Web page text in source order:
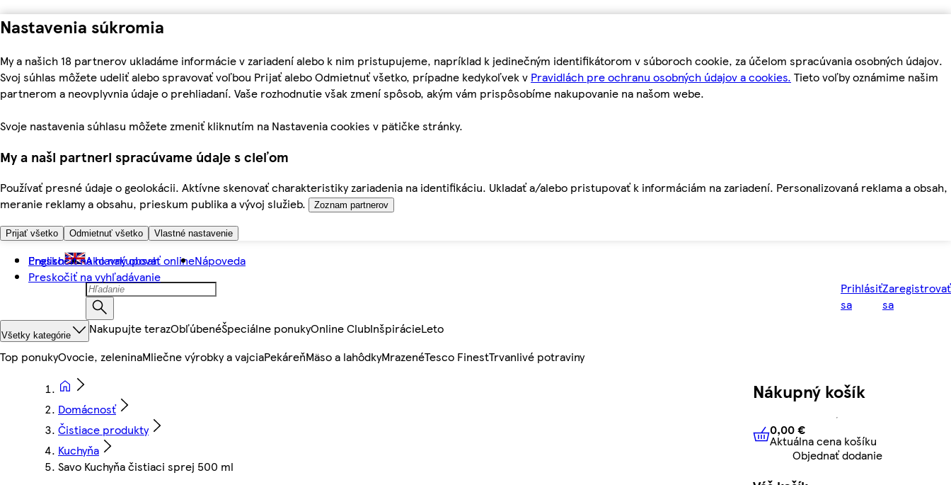
Nastavenia súkromia
My a našich 18 partnerov ukladáme informácie v zariadení alebo k nim pristupujeme, napríklad k jedinečným identifikátorom v súboroch cookie, za účelom spracúvania osobných údajov.
Svoj súhlas môžete udeliť alebo spravovať voľbou Prijať alebo Odmietnuť všetko, prípadne kedykoľvek v Pravidlách pre ochranu osobných údajov a cookies. Tieto voľby oznámime našim
partnerom a neovplyvnia údaje o prehliadaní. Vaše rozhodnutie však zmení spôsob, akým vám prispôsobíme nakupovanie na našom webe.
Svoje nastavenia súhlasu môžete zmeniť kliknutím na Nastavenia cookies v pätičke stránky.
My a naši partneri spracúvame údaje s cieľom
Používať presné údaje o geolokácii. Aktívne skenovať charakteristiky zariadenia na identifikáciu. Ukladať a/alebo pristupovať k informáciám na zariadení. Personalizovaná reklama a obsah,
meranie reklamy a obsahu, prieskum publika a vývoj služieb.
Zoznam partnerov
Prijať všetko Odmietnuť všetko Vlastné nastavenie
Preskočiť na hlavný obsah
Preskočiť na vyhľadávanie
English Ako nakupovať onlineNápoveda
Prihlásiť
sa
Zaregistrovať
sa
Všetky kategórie Nakupujte terazObľúbenéŠpeciálne ponukyOnline ClubInšpirácieLeto
Top ponukyOvocie, zeleninaMliečne výrobky a vajciaPekáreňMäso a lahôdkyMrazenéTesco FinestTrvanlivé potraviny
Domácnosť
Čistiace produkty
Kuchyňa
Savo Kuchyňa čistiaci sprej 500 ml
Nákupný košík
0,00 € Aktuálna cena košíku
0,00 €
Aktuálna cena košíku
Objednať dodanie